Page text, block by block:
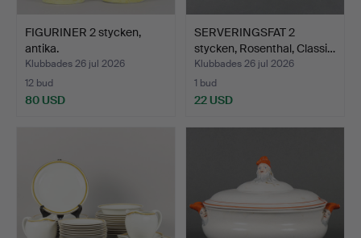
FIGURINER 2 stycken,
antika.
Klubbades 26 jul 2026
12 bud
80 USD
SERVERINGSFAT 2
stycken, Rosenthal, Classi…
Klubbades 26 jul 2026
1 bud
22 USD